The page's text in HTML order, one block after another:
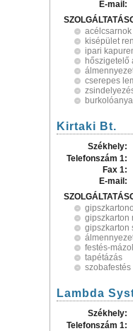
E-mail:
acélcsarnok
kisépület
ipari
hőszigetelő
cserepes
Kirtaki Bt.
Székhely:
Telefonszám 1:
Fax 1:
E-mail:
gipszkarton
gipszkarton
festés-
tapétázás
szobafestés
Lambda
Székhely:
Telefonszám 1: